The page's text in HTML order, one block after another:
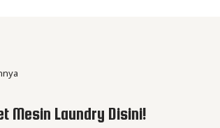
Mesin Laundry Disini!